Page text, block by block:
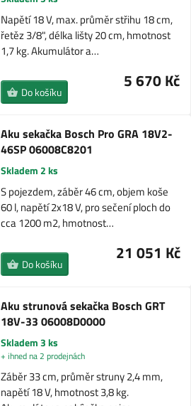
Napětí 18 V, max. průměr střihu 18 cm,
řetěz 3/8", délka lišty 20 cm, hmotnost
1,7 kg. Akumulátor a…
5 670 Kč
Do košíku
Aku sekačka Bosch Pro GRA 18V2-
46SP 06008C8201
Skladem 2 ks
S pojezdem, záběr 46 cm, objem koše
60 l, napětí 2x18 V, pro sečení ploch do
cca 1200 m2, hmotnost…
21 051 Kč
Do košíku
Aku strunová sekačka Bosch GRT
18V-33 06008D0000
Skladem 3 ks
+ ihned na 2 prodejnách
Záběr 33 cm, průměr struny 2,4 mm,
napětí 18 V, hmotnost 3,8 kg.